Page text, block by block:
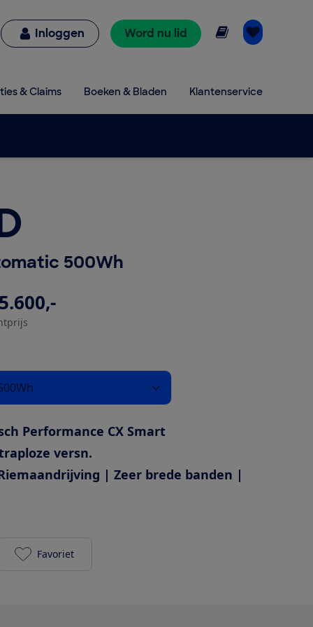
Inloggen Word nu lid Online lezen
& Claims Boeken & Bladen Klantenservice
500Wh
Performance CX Smart
versn.
| Zeer brede banden |
Dutch ID Shadow S85+ Automatic 500Wh
Favoriet